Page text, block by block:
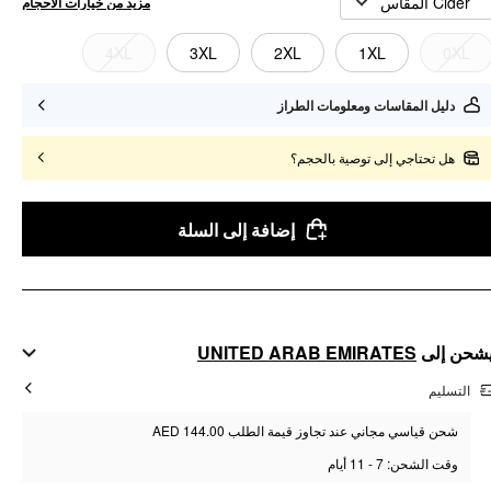
1XL
2XL
3XL
دليل المقاسات ومعلومات الطراز
هل تحتاجي إلى توصية بالحجم؟
إضافة إلى السلة
إلى UNITED ARAB EMIRATES
التسليم
شحن قياسي مجاني عند تجاوز قيمة الطلب AED 144.00
وقت الشحن: 7 - 11 أيام